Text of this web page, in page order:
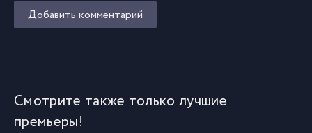
Добавить комментарий
Смотрите также только лучшие
премьеры!